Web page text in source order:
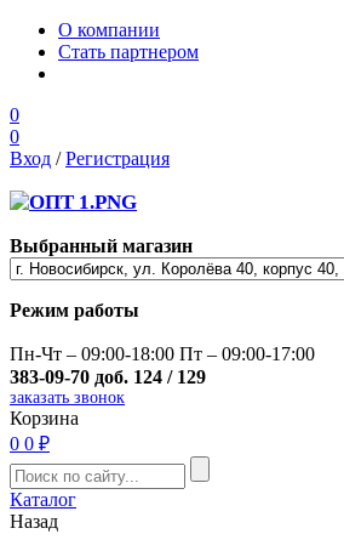
О компании
Стать партнером
0
0
Вход /Регистрация
Выбранный магазин
Режим работы
Пн-Чт – 09:00-18:00 Пт – 09:00-17:00
383-09-70 доб. 124 / 129
заказать звонок
Корзина
0 0 ₽
Каталог
Назад